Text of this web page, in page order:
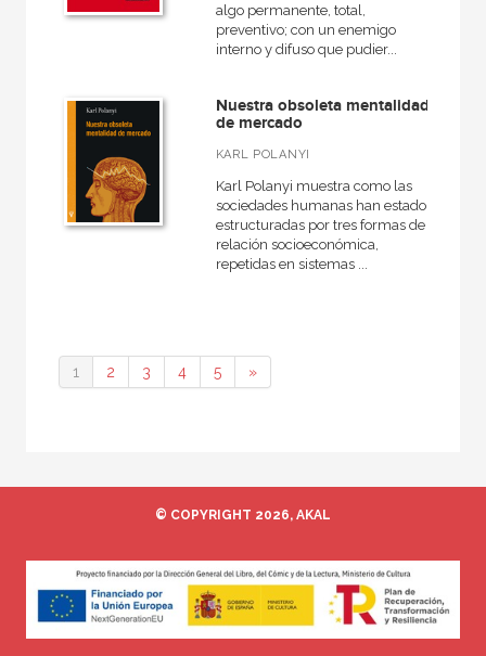
algo permanente, total,
preventivo; con un enemigo
interno y difuso que pudier...
Nuestra obsoleta mentalidad
de mercado
KARL POLANYI
Karl Polanyi muestra como las
sociedades humanas han estado
estructuradas por tres formas de
relación socioeconómica,
repetidas en sistemas ...
1 2 3 4 5 »
© COPYRIGHT 2026, AKAL